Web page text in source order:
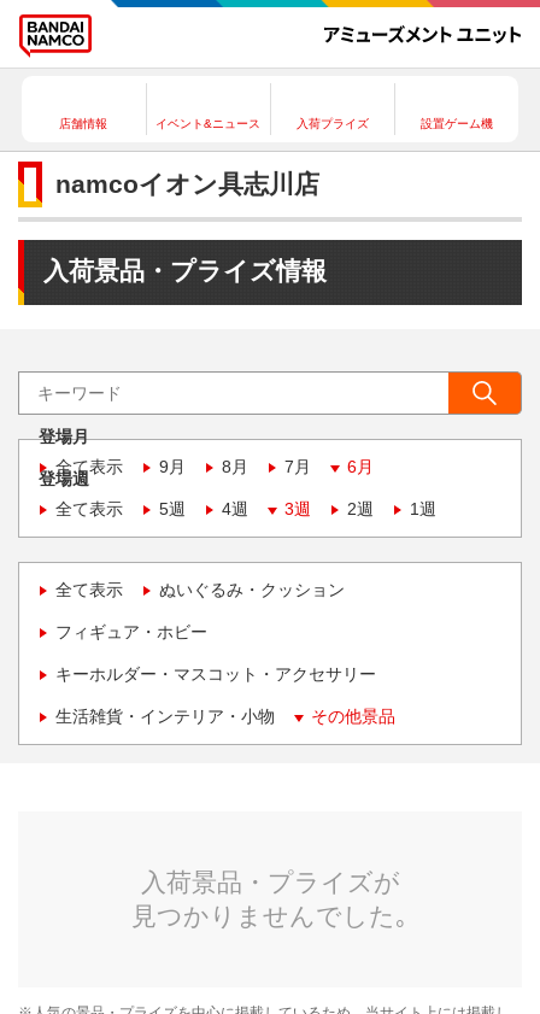
店舗情報 イベント&ニュース 入荷プライズ 設置ゲーム機
namcoイオン具志川店
入荷景品・プライズ情報
登場月
全て表示
9月 8月 7月 6月
登場週
全て表示
5週 4週 3週 2週 1週
全て表示 ぬいぐるみ・クッション
フィギュア・ホビー
キーホルダー・マスコット・アクセサリー
生活雑貨・インテリア・小物 その他景品